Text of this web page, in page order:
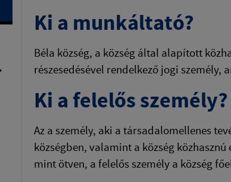
Ki a munkáltató?
Béla község, a község által alapított
részesedésével rendelkező jogi
Ki a felelős személy?
Az a személy, aki a társadalomellenes
községben, valamint a község
mint ötven, a felelős személy a község